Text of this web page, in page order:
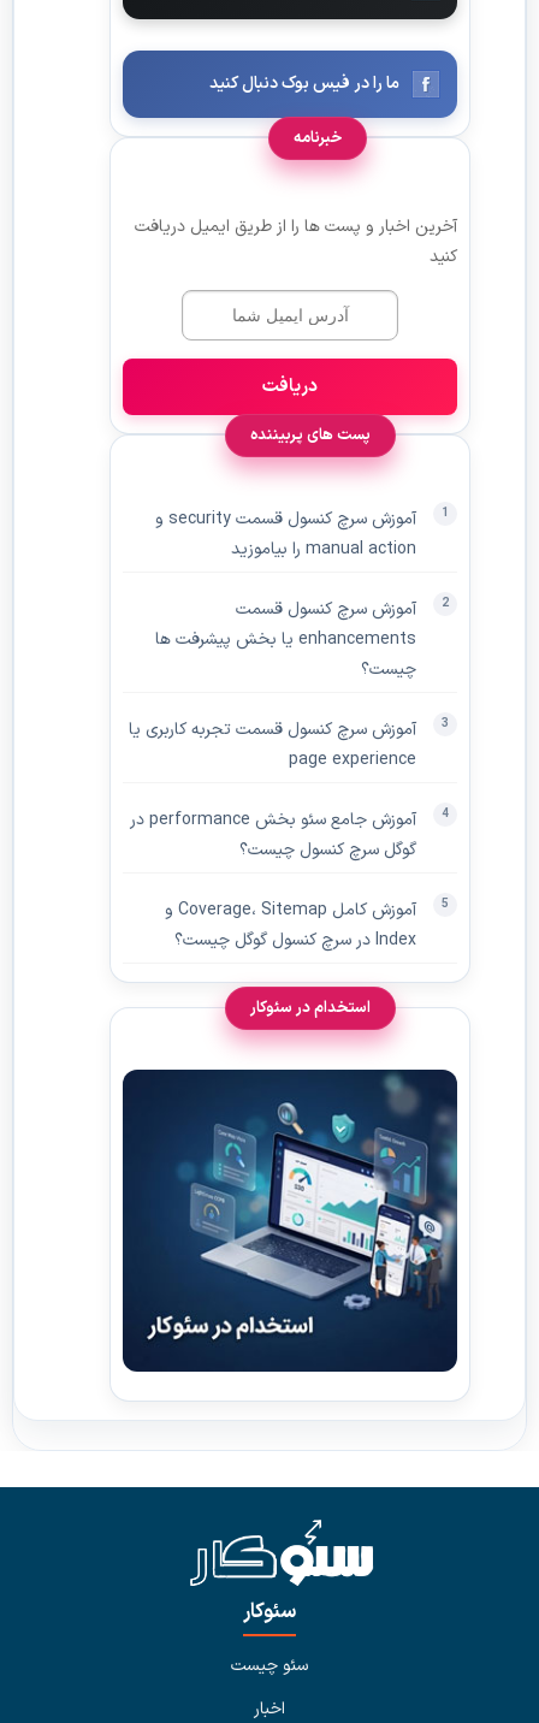
ما را در فیس بوک دنبال کنید
خبرنامه
آخرین اخبار و پست ها را از طریق ایمیل دریافت
کنید
دریافت
پست های پربیننده
آموزش سرچ کنسول قسمت security و
manual action را بیاموزید
آموزش سرچ کنسول قسمت
enhancements یا بخش پیشرفت ها
چیست؟
آموزش سرچ کنسول قسمت تجربه کاربری یا
page experience
آموزش جامع سئو بخش performance در
گوگل سرچ کنسول چیست؟
آموزش کامل Coverage، Sitemap و
Index در سرچ کنسول گوگل چیست؟
استخدام در سئوکار
سئوکار
سئو چیست
اخبار